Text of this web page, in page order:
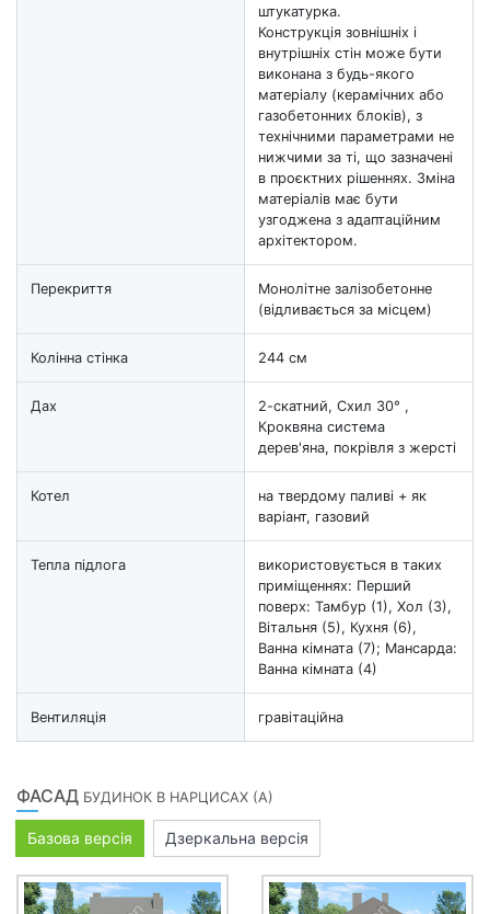
штукатурка.
Конструкція зовнішніх і
внутрішніх стін може бути
виконана з будь-якого
матеріалу (керамічних або
газобетонних блоків), з
технічними параметрами не
нижчими за ті, що зазначені
в проєктних рішеннях. Зміна
матеріалів має бути
узгоджена з адаптаційним
архітектором.
Перекриття
Монолітне залізобетонне
(відливається за місцем)
Колінна стінка 244 см
Дах
2-скатний, Схил 30° ,
Кроквяна система
дерев'яна, покрівля з жерсті
Котел
на твердому паливі + як
варіант, газовий
Тепла підлога
використовується в таких
приміщеннях: Перший
поверх: Тамбур (1), Хол (3),
Вітальня (5), Кухня (6),
Ванна кімната (7); Мансарда:
Ванна кімната (4)
Вентиляція гравітаційна
ФАСАД БУДИНОК В НАРЦИСАХ (А)
Базова версія Дзеркальна версія